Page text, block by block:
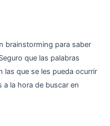
brainstorming para saber
que las palabras
las que se les pueda ocurrir
la hora de buscar en